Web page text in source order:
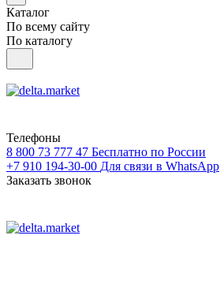
Каталог
По всему сайту
По каталогу
Телефоны
8 800 73 777 47 Бесплатно по России
+7 910 194-30-00 Для связи в WhatsApp
Заказать звонок